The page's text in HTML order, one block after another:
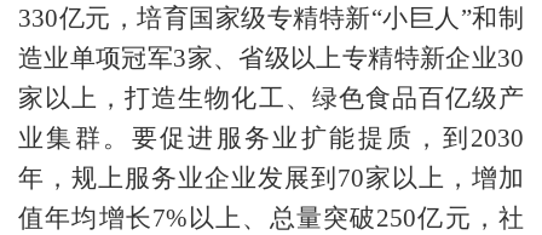
330亿元，培育国家级专精特新“小巨人”和制
造业单项冠军3家、省级以上专精特新企业30
家以上，打造生物化工、绿色食品百亿级产
业集群。要促进服务业扩能提质，到2030
年，规上服务业企业发展到70家以上，增加
值年均增长7%以上、总量突破250亿元，社